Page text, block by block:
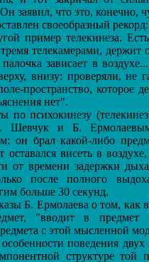
заявил, что это, конечно,
своеобразный
пример телекинеза.
телекамерами,
зависает в
внизу: проверяли,
пространство, которое
нет".
по психокинезу
Шевчук и Б. Ермолаевым,
он брал какой-либо
висеть в
от времени задержки
после полного
больше 30 секунд.
Б. Ермолаева о том, как
"вводит в
с этой мысленной
поведения
структуре той